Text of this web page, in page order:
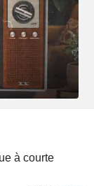
à courte